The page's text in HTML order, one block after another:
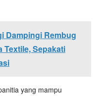
Dampingi Rembug
Textile, Sepakati
yang mampu